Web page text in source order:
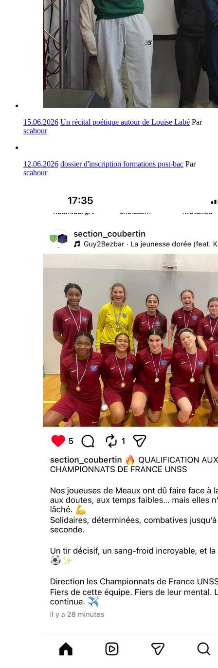
15.06.2026 Un récital poétique autour de Louise Labé Par
scahour
12.06.2026 dossier d'inscription formations post-bac Par
scahour